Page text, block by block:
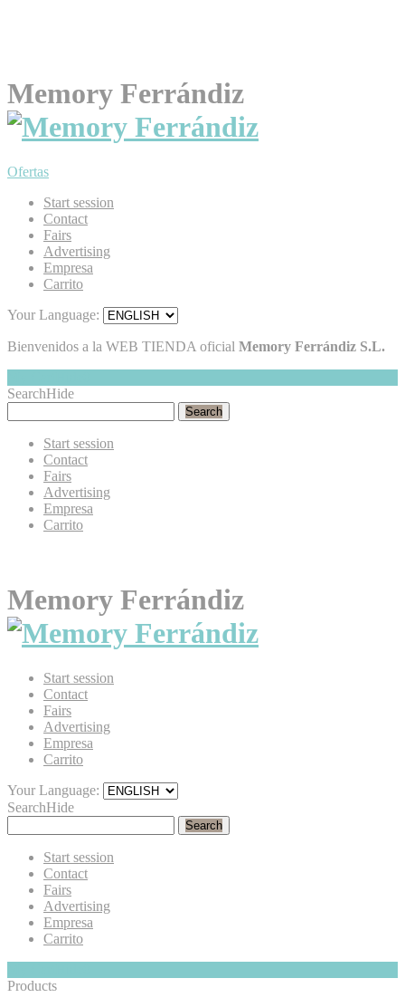
Memory Ferrándiz
Ofertas
Start session
Contact
Fairs
Advertising
Empresa
Carrito
Your Language:
Bienvenidos a la WEB TIENDA oficial Memory Ferrándiz S.L.
SearchHide
Search
Start session
Contact
Fairs
Advertising
Empresa
Carrito
Memory Ferrándiz
Start session
Contact
Fairs
Advertising
Empresa
Carrito
Your Language:
SearchHide
Search
Start session
Contact
Fairs
Advertising
Empresa
Carrito
Products